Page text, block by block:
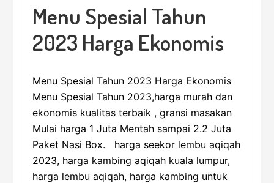
Menu Spesial Tahun
2023 Harga Ekonomis
Menu Spesial Tahun 2023 Harga Ekonomis
Menu Spesial Tahun 2023,harga murah dan
ekonomis kualitas terbaik , gransi masakan
Mulai harga 1 Juta Mentah sampai 2.2 Juta
Paket Nasi Box. harga seekor lembu aqiqah
2023, harga kambing aqiqah kuala lumpur,
harga lembu aqiqah, harga kambing untuk